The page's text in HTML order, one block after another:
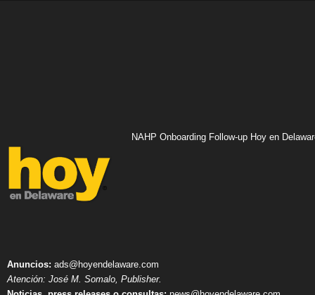
NAHP Onboarding Follow-up Hoy en
Anuncios: ads@hoyendelaware.com
Atención: José M. Somalo, Publisher.